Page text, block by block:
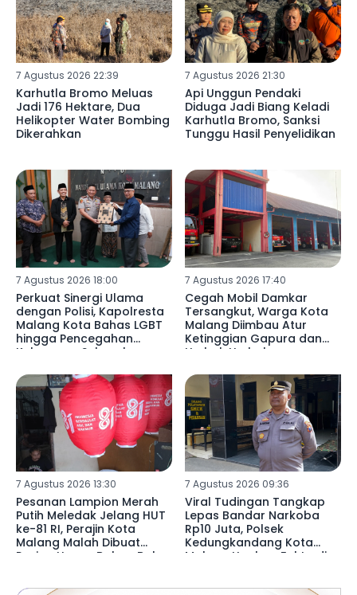
7 Agustus 2026 22:39
Karhutla Bromo Meluas
Jadi 176 Hektare, Dua
Helikopter Water Bombing
Dikerahkan
7 Agustus 2026 21:30
Api Unggun Pendaki
Diduga Jadi Biang Keladi
Karhutla Bromo, Sanksi
Tunggu Hasil Penyelidikan
7 Agustus 2026 18:00
Perkuat Sinergi Ulama
dengan Polisi, Kapolresta
Malang Kota Bahas LGBT
hingga Pencegahan
Kekerasan Seksual
7 Agustus 2026 17:40
Cegah Mobil Damkar
Tersangkut, Warga Kota
Malang Diimbau Atur
Ketinggian Gapura dan
Umbul-Umbul
7 Agustus 2026 13:30
Pesanan Lampion Merah
Putih Meledak Jelang HUT
ke-81 RI, Perajin Kota
Malang Malah Dibuat
Pusing Harga Bahan Baku
7 Agustus 2026 09:36
Viral Tudingan Tangkap
Lepas Bandar Narkoba
Rp10 Juta, Polsek
Kedungkandang Kota
Malang Ungkap Fakta di